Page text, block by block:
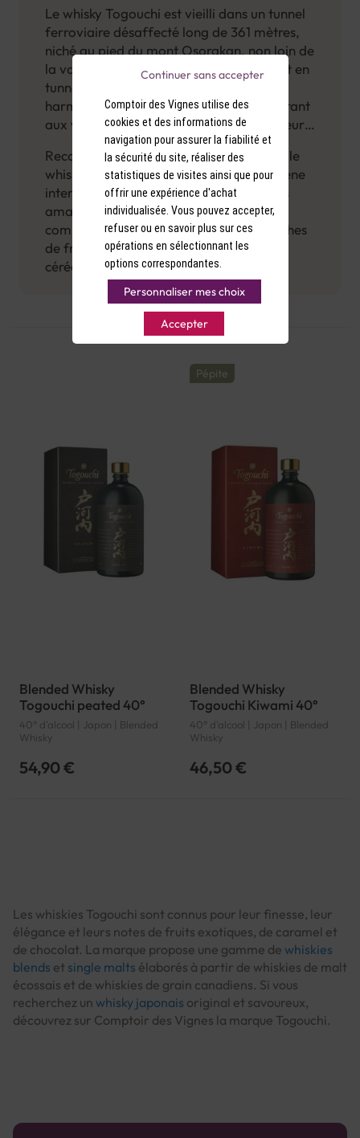
Le whisky Togouchi est vieilli dans un tunnel
ferroviaire désaffecté long de 361 mètres,
niché au pied du mont Osorakan, non loin de
la vallée de Sandankyo. Ce vieillissement en
tunnel favorise une extraction lente et
harmonieuse des arômes du bois, conférant
aux whiskies Togouchi leur élégance et leur
finesse caractéristiques. La marque propose
une gamme de whiskies variés, allant du
blend
single malt, en passant par des
expressions tourbées et des finishes
originales en fûts de bière ou de saké.
Reconnu pour sa qualité exceptionnelle, le
whisky Togouchi a su s'imposer sur la scène
internationale des spiritueux. Il séduit les
amateurs par ses notes aromatiques
complexes et raffinées, mêlant des touches
de fruits, d'épices, de bois grillé et de
céréales.
Blended Whisky
Togouchi peated 40°
40° d'alcool | Japon | Blended
Whisky
54,90 €
Pépite
Blended Whisky
Togouchi Kiwami 40°
40° d'alcool | Japon | Blended
Whisky
46,50 €
Les whiskies Togouchi sont connus pour leur finesse, leur
élégance et leurs notes de fruits exotiques, de caramel et
de chocolat. La marque propose une gamme de whiskies
blends et single malts élaborés à partir de whiskies de malt
écossais et de whiskies de grain canadiens. Si vous
recherchez un whisky japonais original et savoureux,
découvrez sur Comptoir des Vignes la marque Togouchi.
Comptoir des Vignes utilise des
cookies et des informations de
navigation pour assurer la fiabilité et
la sécurité du site, réaliser des
statistiques de visites ainsi que pour
offrir une expérience d'achat
individualisée. Vous pouvez accepter,
refuser ou en savoir plus sur ces
opérations en sélectionnant les
options correspondantes.
Personnaliser mes choix
Accepter
Continuer sans accepter